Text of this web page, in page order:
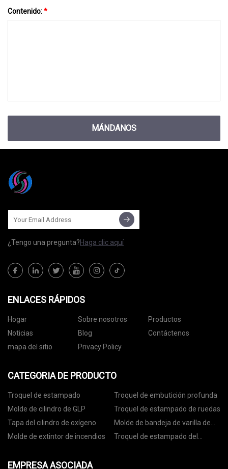
Contenido:*
MÁNDANOS
¿Tengo una pregunta?Haga clic aquí
ENLACES RÁPIDOS
Hogar Sobre nosotros
Productos
Noticias
Blog
Contáctenos
mapa del sitio
Privacy Policy
CATEGORIA DE PRODUCTO
Troquel de estampado
Troquel de embutición profunda
Molde de cilindro de GLP
Troquel de estampado de ruedas
Tapa del cilindro de oxígeno
Molde de bandeja de varilla de
anclaje
Molde de extintor de incendios
Troquel de estampado del
EMPRESA ASOCIADA